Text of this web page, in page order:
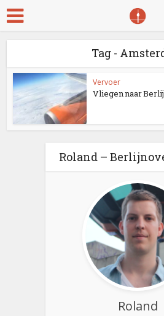
Tag -
Vervoer
Vliegen naar
Roland –
Roland